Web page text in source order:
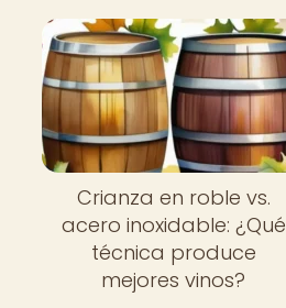
Crianza en roble vs.
acero inoxidable: ¿Qué
técnica produce
mejores vinos?